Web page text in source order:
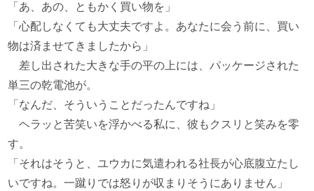
「あ、あの、ともかく買い物を」
「心配しなくても大丈夫ですよ。あなたに会う前に、買い
物は済ませてきましたから」
差し出された大きな手の平の上には、パッケージされた
単三の乾電池が。
「なんだ、そういうことだったんですね」
ヘラッと苦笑いを浮かべる私に、彼もクスリと笑みを零
す。
「それはそうと、ユウカに気遣われる社長が心底腹立たし
いですね。一蹴りでは怒りが収まりそうにありません」